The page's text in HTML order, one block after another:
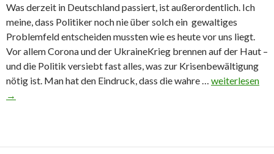
Was derzeit in Deutschland passiert, ist außerordentlich. Ich
meine, dass Politiker noch nie über solch ein gewaltiges
Problemfeld entscheiden mussten wie es heute vor uns liegt.
Vor allem Corona und der UkraineKrieg brennen auf der Haut –
und die Politik versiebt fast alles, was zur Krisenbewältigung
nötig ist. Man hat den Eindruck, dass die wahre … Deutsche
weiterlesen
→